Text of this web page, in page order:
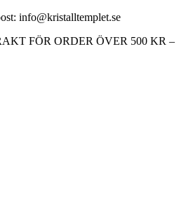
info@kristalltemplet.se
FÖR ORDER ÖVER 500 KR –